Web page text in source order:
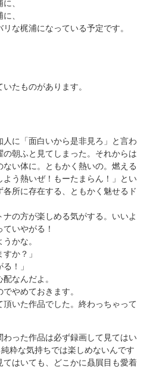
、
、
な梶浦になっている予定です。
たものがあります。
に「面白いから是非見ろ」と言わ
朝ふと見てしまった。それからは
い体に。ともかく熱いの。燃える
う熱いぜ！もーたまらん！」とい
所に存在する、ともかく魅せるド
の方が楽しめる気がする。いいよ
いやがる！
かな。
か？」
！」
なんだよ。
やめておきます。
いた作品でした。終わっちゃって
った作品は必ず録画して見てはい
粋な気持ちでは楽しめないんです
てはいても、どこかに贔屓目も愛着